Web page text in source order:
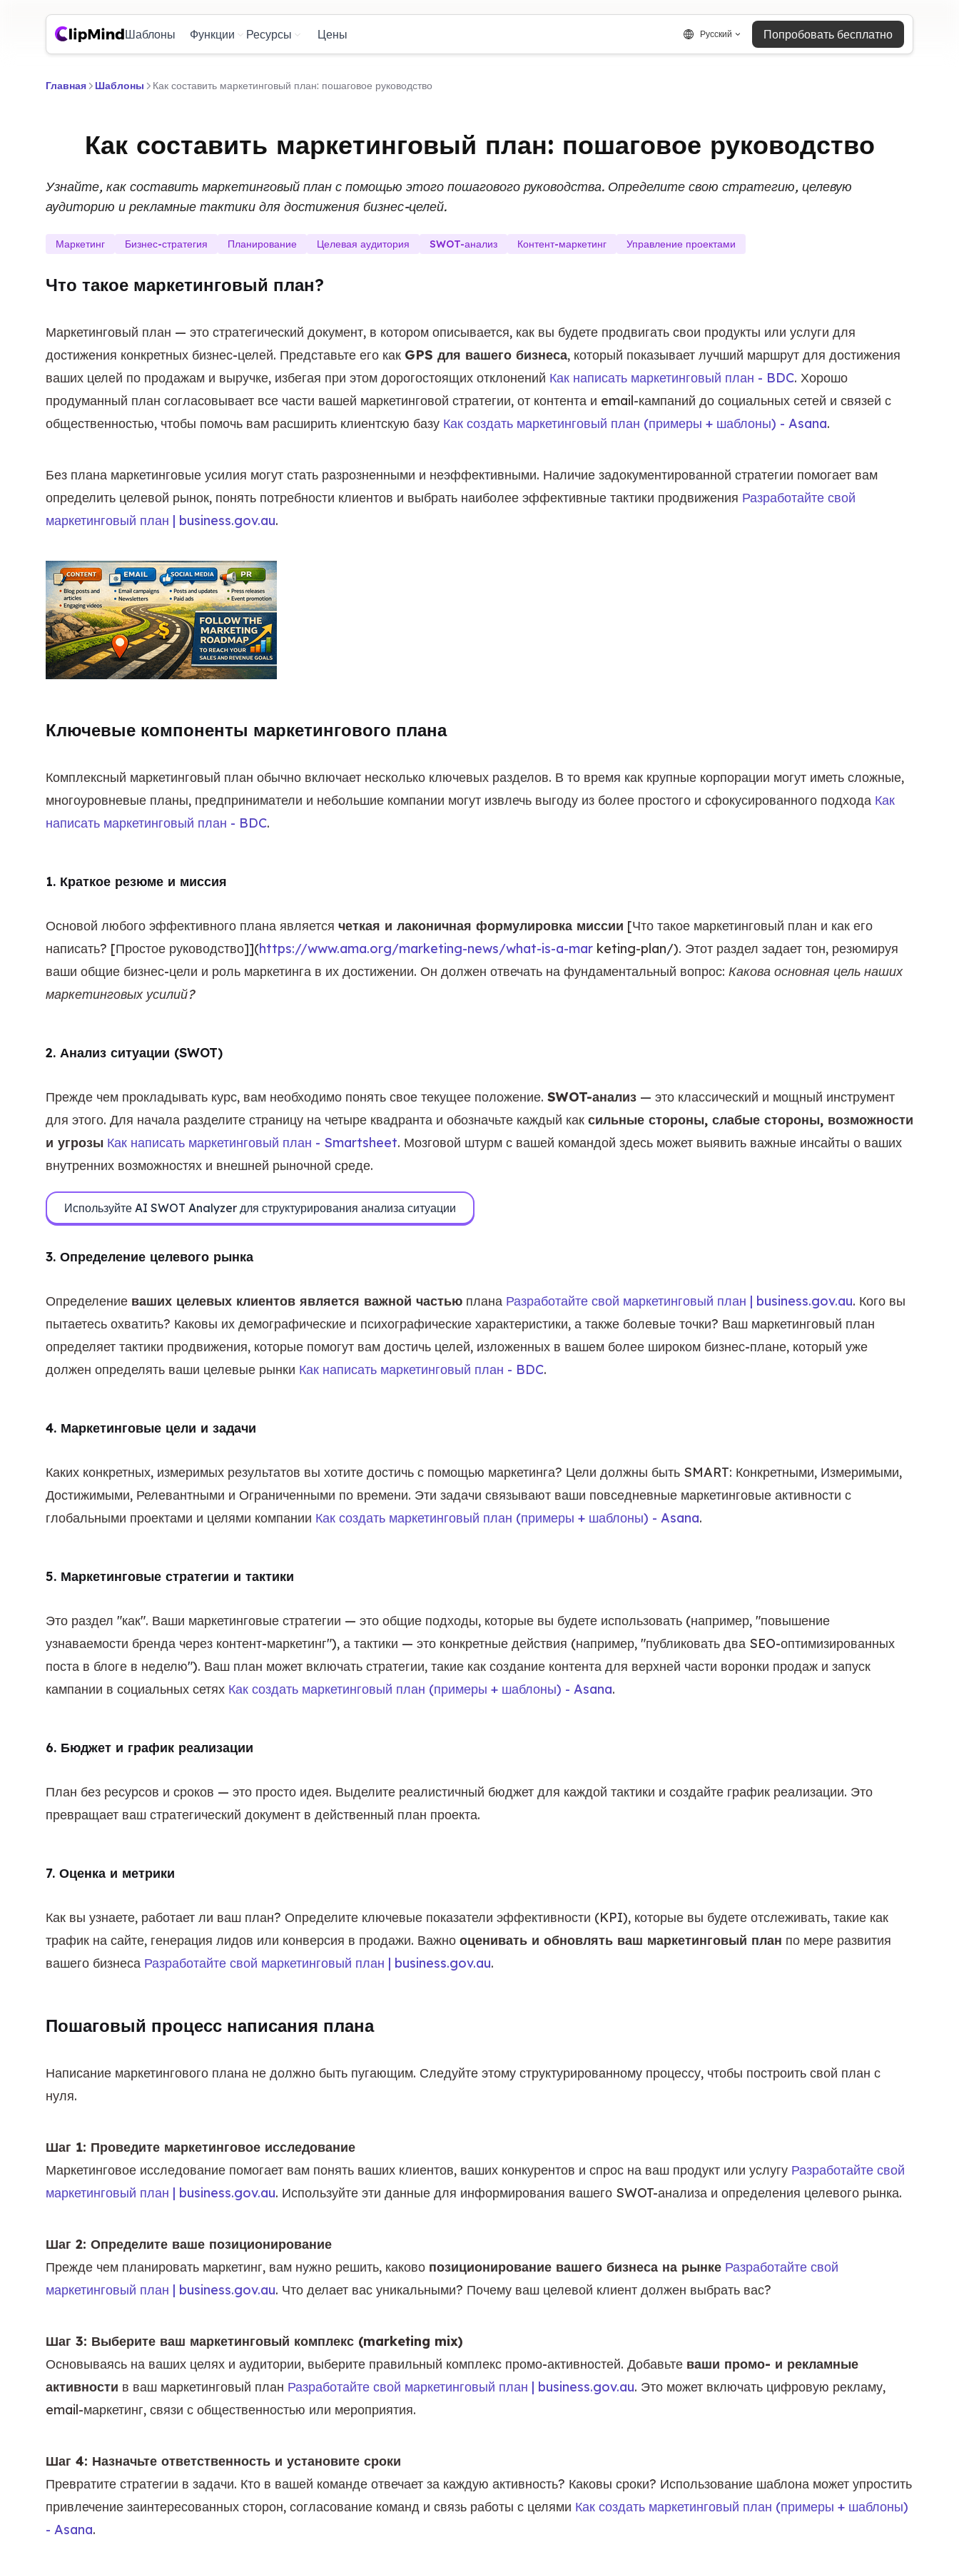
Шаблоны Функции Ресурсы Цены Русский Попробовать бесплатно
Главная Шаблоны Как составить маркетинговый план: пошаговое руководство
Как составить маркетинговый план: пошаговое руководство
Узнайте, как составить маркетинговый план с помощью этого пошагового руководства. Определите свою стратегию, целевую
аудиторию и рекламные тактики для достижения бизнес-целей.
Маркетинг Бизнес-стратегия Планирование Целевая аудитория SWOT-анализ Контент-маркетинг Управление проектами
Что такое маркетинговый план?
Маркетинговый план — это стратегический документ, в котором описывается, как вы будете продвигать свои продукты или услуги для
достижения конкретных бизнес-целей. Представьте его как GPS для вашего бизнеса, который показывает лучший маршрут для достижения
ваших целей по продажам и выручке, избегая при этом дорогостоящих отклонений Как написать маркетинговый план - BDC. Хорошо
продуманный план согласовывает все части вашей маркетинговой стратегии, от контента и email-кампаний до социальных сетей и связей с
общественностью, чтобы помочь вам расширить клиентскую базу Как создать маркетинговый план (примеры + шаблоны) - Asana.
Без плана маркетинговые усилия могут стать разрозненными и неэффективными. Наличие задокументированной стратегии помогает вам
определить целевой рынок, понять потребности клиентов и выбрать наиболее эффективные тактики продвижения Разработайте свой
маркетинговый план | business.gov.au.
Ключевые компоненты маркетингового плана
Комплексный маркетинговый план обычно включает несколько ключевых разделов. В то время как крупные корпорации могут иметь сложные,
многоуровневые планы, предприниматели и небольшие компании могут извлечь выгоду из более простого и сфокусированного подхода Как
написать маркетинговый план - BDC.
1. Краткое резюме и миссия
Основой любого эффективного плана является четкая и лаконичная формулировка миссии [Что такое маркетинговый план и как его
написать? [Простое руководство]](https://www.ama.org/marketing-news/what-is-a-mar keting-plan/). Этот раздел задает тон, резюмируя
ваши общие бизнес-цели и роль маркетинга в их достижении. Он должен отвечать на фундаментальный вопрос: Какова основная цель наших
маркетинговых усилий?
2. Анализ ситуации (SWOT)
Прежде чем прокладывать курс, вам необходимо понять свое текущее положение. SWOT-анализ — это классический и мощный инструмент
для этого. Для начала разделите страницу на четыре квадранта и обозначьте каждый как сильные стороны, слабые стороны, возможности
и угрозы Как написать маркетинговый план - Smartsheet. Мозговой штурм с вашей командой здесь может выявить важные инсайты о ваших
внутренних возможностях и внешней рыночной среде.
Используйте AI SWOT Analyzer для структурирования анализа ситуации
3. Определение целевого рынка
Определение ваших целевых клиентов является важной частью плана Разработайте свой маркетинговый план | business.gov.au. Кого вы
пытаетесь охватить? Каковы их демографические и психографические характеристики, а также болевые точки? Ваш маркетинговый план
определяет тактики продвижения, которые помогут вам достичь целей, изложенных в вашем более широком бизнес-плане, который уже
должен определять ваши целевые рынки Как написать маркетинговый план - BDC.
4. Маркетинговые цели и задачи
Каких конкретных, измеримых результатов вы хотите достичь с помощью маркетинга? Цели должны быть SMART: Конкретными, Измеримыми,
Достижимыми, Релевантными и Ограниченными по времени. Эти задачи связывают ваши повседневные маркетинговые активности с
глобальными проектами и целями компании Как создать маркетинговый план (примеры + шаблоны) - Asana.
5. Маркетинговые стратегии и тактики
Это раздел "как". Ваши маркетинговые стратегии — это общие подходы, которые вы будете использовать (например, "повышение
узнаваемости бренда через контент-маркетинг"), а тактики — это конкретные действия (например, "публиковать два SEO-оптимизированных
поста в блоге в неделю"). Ваш план может включать стратегии, такие как создание контента для верхней части воронки продаж и запуск
кампании в социальных сетях Как создать маркетинговый план (примеры + шаблоны) - Asana.
6. Бюджет и график реализации
План без ресурсов и сроков — это просто идея. Выделите реалистичный бюджет для каждой тактики и создайте график реализации. Это
превращает ваш стратегический документ в действенный план проекта.
7. Оценка и метрики
Как вы узнаете, работает ли ваш план? Определите ключевые показатели эффективности (KPI), которые вы будете отслеживать, такие как
трафик на сайте, генерация лидов или конверсия в продажи. Важно оценивать и обновлять ваш маркетинговый план по мере развития
вашего бизнеса Разработайте свой маркетинговый план | business.gov.au.
Пошаговый процесс написания плана
Написание маркетингового плана не должно быть пугающим. Следуйте этому структурированному процессу, чтобы построить свой план с
нуля.
Шаг 1: Проведите маркетинговое исследование
Маркетинговое исследование помогает вам понять ваших клиентов, ваших конкурентов и спрос на ваш продукт или услугу Разработайте свой
маркетинговый план | business.gov.au. Используйте эти данные для информирования вашего SWOT-анализа и определения целевого рынка.
Шаг 2: Определите ваше позиционирование
Прежде чем планировать маркетинг, вам нужно решить, каково позиционирование вашего бизнеса на рынке Разработайте свой
маркетинговый план | business.gov.au. Что делает вас уникальными? Почему ваш целевой клиент должен выбрать вас?
Шаг 3: Выберите ваш маркетинговый комплекс (marketing mix)
Основываясь на ваших целях и аудитории, выберите правильный комплекс промо-активностей. Добавьте ваши промо- и рекламные
активности в ваш маркетинговый план Разработайте свой маркетинговый план | business.gov.au. Это может включать цифровую рекламу,
email-маркетинг, связи с общественностью или мероприятия.
Шаг 4: Назначьте ответственность и установите сроки
Превратите стратегии в задачи. Кто в вашей команде отвечает за каждую активность? Каковы сроки? Использование шаблона может упростить
привлечение заинтересованных сторон, согласование команд и связь работы с целями Как создать маркетинговый план (примеры + шаблоны)
- Asana.